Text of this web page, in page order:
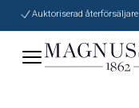
Auktoriserad återförsäljare